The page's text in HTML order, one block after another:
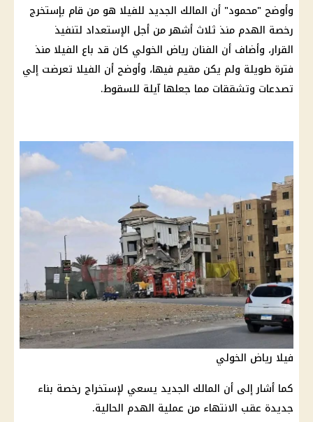
وأوضح "محمود" أن المالك الجديد للفيلا هو من قام بإستخرج
رخصة الهدم منذ ثلاث أشهر من أجل الإستعداد لتنفيذ
القرار، وأضاف أن الفنان رياض الخولي كان قد باع الفيلا منذ
فترة طويلة ولم يكن مقيم فيها، وأوضح أن الفيلا تعرضت إلي
تصدعات وتشققات مما جعلها آيلة للسقوط.
فيلا رياض الخولي
كما أشار إلى أن المالك الجديد يسعي لإستخراج رخصة بناء
جديدة عقب الانتهاء من عملية الهدم الحالية.